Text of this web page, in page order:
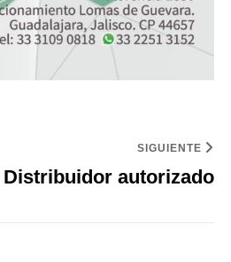
SIGUIENTE
Distribuidor autorizado